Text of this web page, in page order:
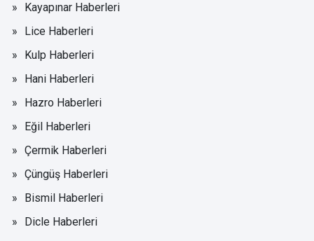
Kayapınar Haberleri
Lice Haberleri
Kulp Haberleri
Hani Haberleri
Hazro Haberleri
Eğil Haberleri
Çermik Haberleri
Çüngüş Haberleri
Bismil Haberleri
Dicle Haberleri